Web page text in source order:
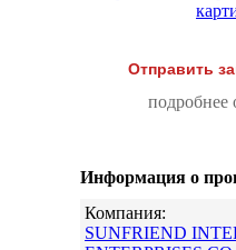
Отправить
подробнее
Информация о
Компания:
SUNFRIEND